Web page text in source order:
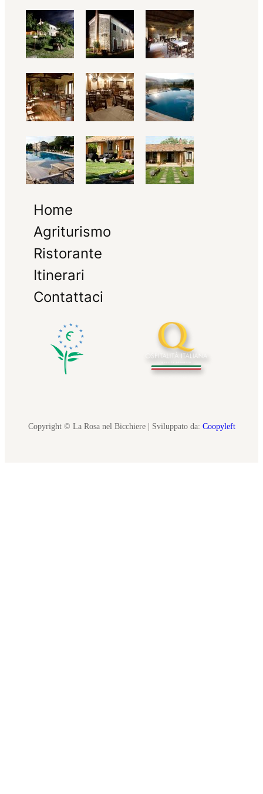
Home
Agriturismo
Ristorante
Itinerari
Contattaci
Copyright © La Rosa nel Bicchiere | Sviluppato da: Coopyleft